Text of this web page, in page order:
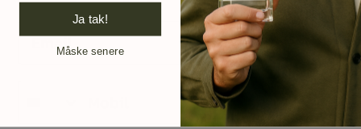
Email
Ja tak!
Måske senere